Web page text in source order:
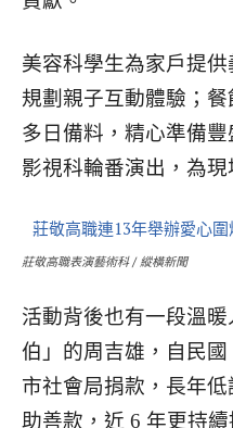
美容科學生為家戶提
規劃親子互動體驗；
多日備料，精心準備
影視科輪番演出，為
莊敬高職表演藝術科 / 縱橫新聞
活動背後也有一段溫
伯」的周吉雄，自民
市社會局捐款，長年
助善款，近 6 年更持